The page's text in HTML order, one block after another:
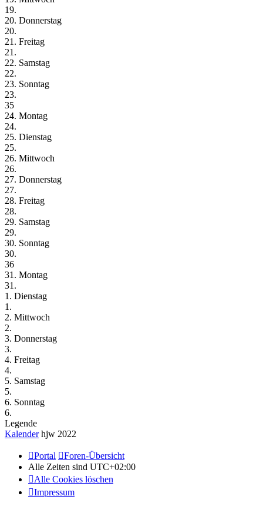
19.
20. Donnerstag
20.
21. Freitag
21.
22. Samstag
22.
23. Sonntag
23.
35
24. Montag
24.
25. Dienstag
25.
26. Mittwoch
26.
27. Donnerstag
27.
28. Freitag
28.
29. Samstag
29.
30. Sonntag
30.
36
31. Montag
31.
1. Dienstag
1.
2. Mittwoch
2.
3. Donnerstag
3.
4. Freitag
4.
5. Samstag
5.
6. Sonntag
6.
Legende
Kalenderhjw 2022
Portal
Foren-Übersicht
Alle Zeiten sind UTC+02:00
Alle Cookies löschen
Impressum